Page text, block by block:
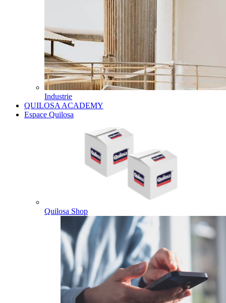
Industrie
QUILOSA ACADEMY
Espace Quilosa
Quilosa Shop